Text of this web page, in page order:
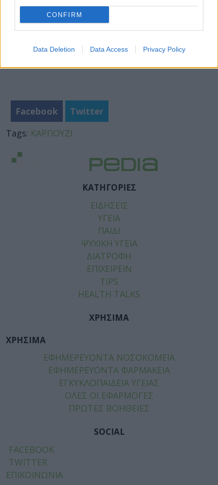
CONFIRM
Data Deletion Data Access Privacy Policy
Facebook
Twitter
Tags: ΚΑΡΠΟΥΖΙ
ΚΑΤΗΓΟΡΙΕΣ
ΕΙΔΗΣΕΙΣ
ΥΓΕΙΑ
ΠΑΙΔΙ
ΨΥΧΙΚΗ ΥΓΕΙΑ
ΔΙΑΤΡΟΦΗ
ΕΠΙΧΕΙΡΕΙΝ
TIPS
HEALTH TALKS
ΧΡΗΣΙΜΑ
ΧΡΗΣΙΜΑ
ΕΦΗΜΕΡΕΥΟΝΤΑ ΝΟΣΟΚΟΜΕΙΑ
ΕΦΗΜΕΡΕΥΟΝΤΑ ΦΑΡΜΑΚΕΙΑ
ΕΓΚΥΚΛΟΠΑΙΔΕΙΑ ΥΓΕΙΑΣ
ΟΛΕΣ ΟΙ ΕΦΑΡΜΟΓΕΣ
ΠΡΩΤΕΣ ΒΟΗΘΕΙΕΣ
SOCIAL
FACEBOOK
TWITTER
ΕΠΙΚΟΙΝΩΝΙΑ